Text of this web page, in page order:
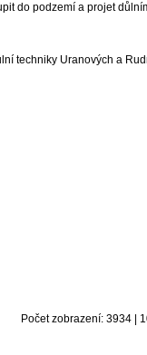
do podzemí a projet
techniky Uranových a
Počet zobrazení: 3934 |